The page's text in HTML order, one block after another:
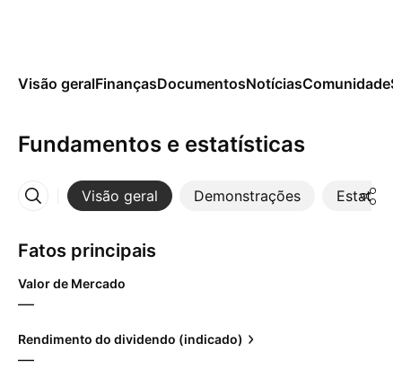
Visão geralFinançasDocumentosNotíciasComunidade
Fundamentos e estatísticas
Visão geral Demonstrações
Mais
Fatos principais
Valor de Mercado
—
Rendimento do dividendo (indicado)
—